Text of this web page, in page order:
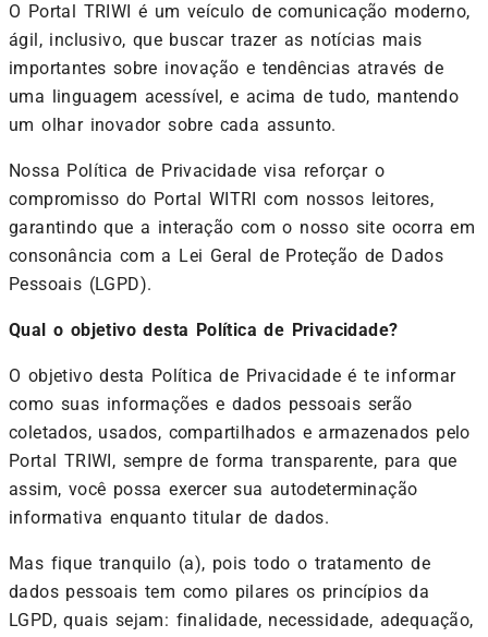
O Portal TRIWI é um veículo de comunicação moderno,
ágil, inclusivo, que buscar trazer as notícias mais
importantes sobre inovação e tendências através de
uma linguagem acessível, e acima de tudo, mantendo
um olhar inovador sobre cada assunto.
Nossa Política de Privacidade visa reforçar o
compromisso do Portal WITRI com nossos leitores,
garantindo que a interação com o nosso site ocorra em
consonância com a Lei Geral de Proteção de Dados
Pessoais (LGPD).
Qual o objetivo desta Política de Privacidade?
O objetivo desta Política de Privacidade é te informar
como suas informações e dados pessoais serão
coletados, usados, compartilhados e armazenados pelo
Portal TRIWI, sempre de forma transparente, para que
assim, você possa exercer sua autodeterminação
informativa enquanto titular de dados.
Mas fique tranquilo (a), pois todo o tratamento de
dados pessoais tem como pilares os princípios da
LGPD, quais sejam: finalidade, necessidade, adequação,